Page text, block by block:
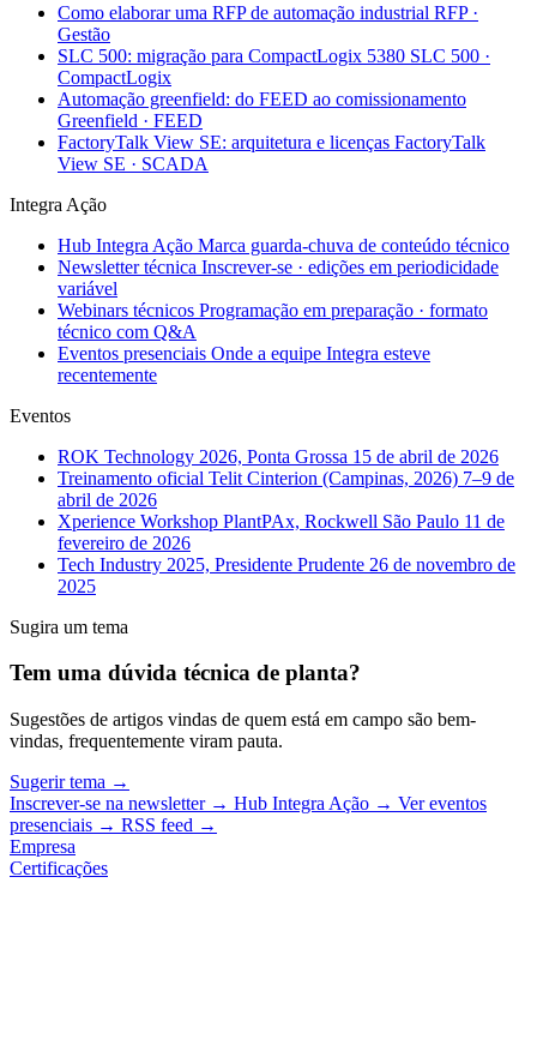
Como elaborar uma RFP de automação industrial RFP ·
Gestão
SLC 500: migração para CompactLogix 5380 SLC 500 ·
CompactLogix
Automação greenfield: do FEED ao comissionamento
Greenfield · FEED
FactoryTalk View SE: arquitetura e licenças FactoryTalk
View SE · SCADA
Integra Ação
Hub Integra Ação Marca guarda-chuva de conteúdo técnico
Newsletter técnica Inscrever-se · edições em periodicidade
variável
Webinars técnicos Programação em preparação · formato
técnico com Q&A
Eventos presenciais Onde a equipe Integra esteve
recentemente
Eventos
ROK Technology 2026, Ponta Grossa 15 de abril de 2026
Treinamento oficial Telit Cinterion (Campinas, 2026) 7–9 de
abril de 2026
Xperience Workshop PlantPAx, Rockwell São Paulo 11 de
fevereiro de 2026
Tech Industry 2025, Presidente Prudente 26 de novembro de
2025
Sugira um tema
Tem uma dúvida técnica de planta?
Sugestões de artigos vindas de quem está em campo são bem-
vindas, frequentemente viram pauta.
Sugerir tema →
Inscrever-se na newsletter → Hub Integra Ação → Ver eventos
presenciais → RSS feed →
Empresa
Certificações